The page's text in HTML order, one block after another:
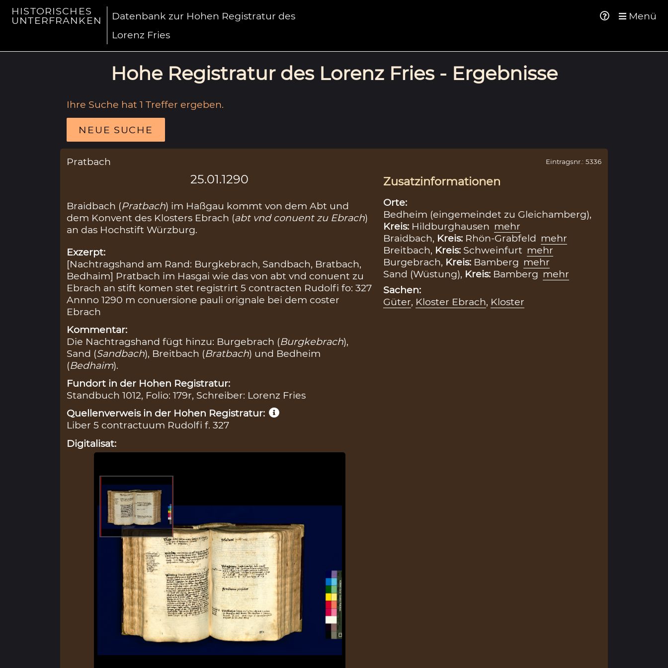
HISTORISCHES
UNTERFRANKEN
Datenbank zur Hohen Registratur des
Lorenz Fries
Menü
Hohe Registratur des Lorenz Fries - Ergebnisse
Ihre Suche hat 1 Treffer ergeben.
NEUE SUCHE
Pratbach
25.01.1290
Braidbach (Pratbach) im Haßgau kommt von dem Abt und
dem Konvent des Klosters Ebrach (abt vnd conuent zu Ebrach)
an das Hochstift Würzburg.
Exzerpt:
[Nachtragshand am Rand: Burgkebrach, Sandbach, Bratbach,
Bedhaim] Pratbach im Hasgai wie das von abt vnd conuent zu
Ebrach an stift komen stet registrirt 5 contracten Rudolfi fo: 327
Annno 1290 m conuersione pauli orignale bei dem coster
Ebrach
Kommentar:
Die Nachtragshand fügt hinzu: Burgebrach (Burgkebrach),
Sand (Sandbach), Breitbach (Bratbach) und Bedheim
(Bedhaim).
Fundort in der Hohen Registratur:
Standbuch 1012, Folio: 179r, Schreiber: Lorenz Fries
Quellenverweis in der Hohen Registratur:
Liber 5 contractuum Rudolfi f. 327
Digitalisat:
Eintragsnr.: 5336
Zusatzinformationen
Orte:
Bedheim (eingemeindet zu Gleichamberg),
Kreis: Hildburghausen mehr
Braidbach, Kreis: Rhön-Grabfeld mehr
Breitbach, Kreis: Schweinfurt mehr
Burgebrach, Kreis: Bamberg mehr
Sand (Wüstung), Kreis: Bamberg mehr
Sachen:
Güter, Kloster Ebrach, Kloster